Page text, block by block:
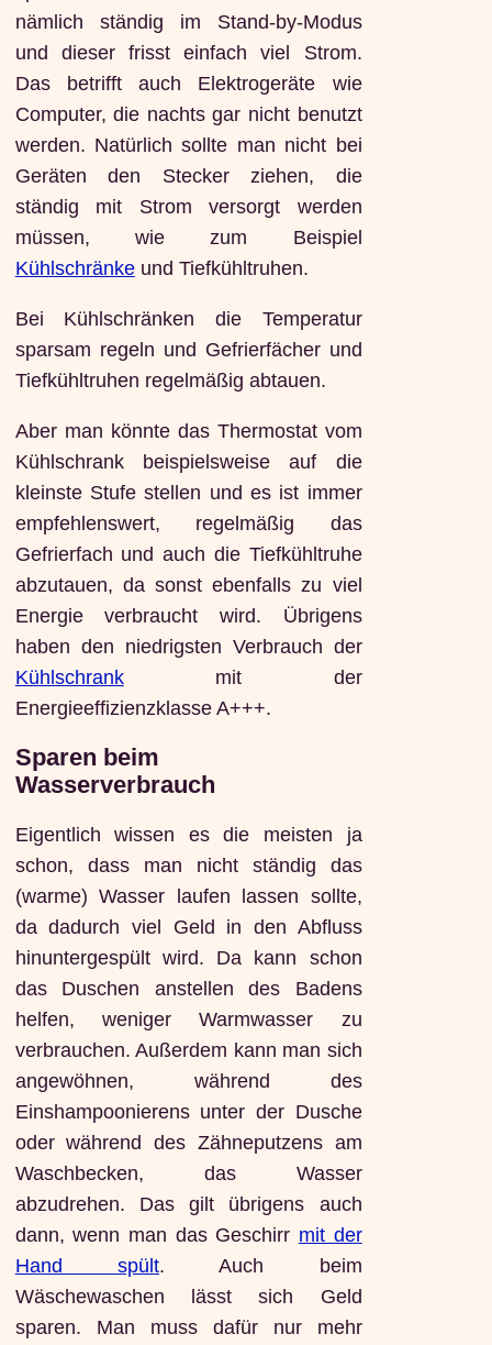
nämlich ständig im Stand-by-Modus
und dieser frisst einfach viel Strom.
Das betrifft auch Elektrogeräte wie
Computer, die nachts gar nicht benutzt
werden. Natürlich sollte man nicht bei
Geräten den Stecker ziehen, die
ständig mit Strom versorgt werden
müssen, wie zum Beispiel
Kühlschränkeund Tiefkühltruhen.
Bei Kühlschränken die Temperatur
sparsam regeln und Gefrierfächer und
Tiefkühltruhen regelmäßig abtauen.
Aber man könnte das Thermostat vom
Kühlschrank beispielsweise auf die
kleinste Stufe stellen und es ist immer
empfehlenswert, regelmäßig das
Gefrierfach und auch die Tiefkühltruhe
abzutauen, da sonst ebenfalls zu viel
Energie verbraucht wird. Übrigens
haben den niedrigsten Verbrauch der
Kühlschrankmit der
Energieeffizienzklasse A+++.
Sparen beim
Wasserverbrauch
Eigentlich wissen es die meisten ja
schon, dass man nicht ständig das
(warme) Wasser laufen lassen sollte,
da dadurch viel Geld in den Abfluss
hinuntergespült wird. Da kann schon
das Duschen anstellen des Badens
helfen, weniger Warmwasser zu
verbrauchen. Außerdem kann man sich
angewöhnen, während des
Einshampoonierens unter der Dusche
oder während des Zähneputzens am
Waschbecken, das Wasser
abzudrehen. Das gilt übrigens auch
dann, wenn man das Geschirr mit der
Hand spült. Auch beim
Wäschewaschen lässt sich Geld
sparen. Man muss dafür nur mehr